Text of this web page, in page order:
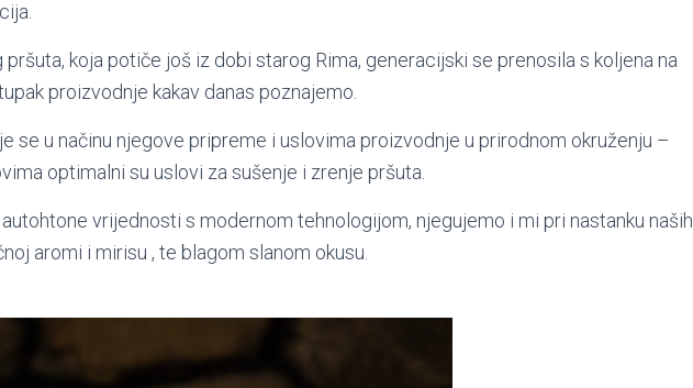
koja potiče još iz dobi starog Rima, generacijski se prenosila s koljena na
proizvodnje kakav danas poznajemo.
se u načinu njegove pripreme i uslovima proizvodnje u prirodnom okruženju –
optimalni su uslovi za sušenje i zrenje pršuta.
vrijednosti s modernom tehnologijom, njegujemo i mi pri nastanku naših
aromi i mirisu , te blagom slanom okusu.